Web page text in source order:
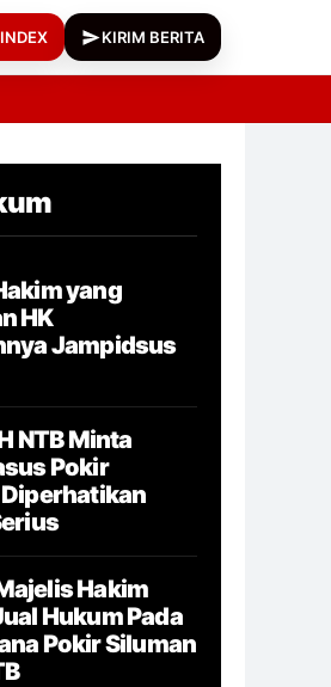
INDEX KIRIM BERITA
yang
HK
Jampidsus
NTB Minta
Pokir
Hakim
Hukum Pada
Pokir Siluman